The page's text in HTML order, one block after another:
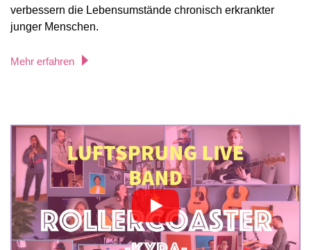
verbessern die Lebensumstände chronisch erkrankter
junger Menschen.
Mehr erfahren